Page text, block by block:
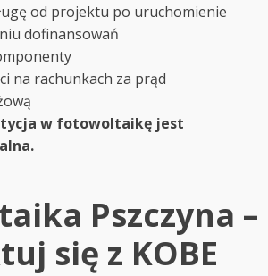
od projektu po uruchomienie
dofinansowań
na rachunkach za prąd
w fotowoltaikę jest
Pszczyna –
się z KOBE